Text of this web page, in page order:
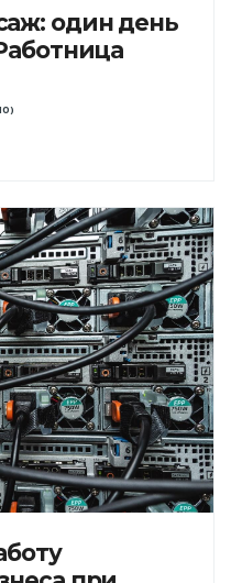
один день